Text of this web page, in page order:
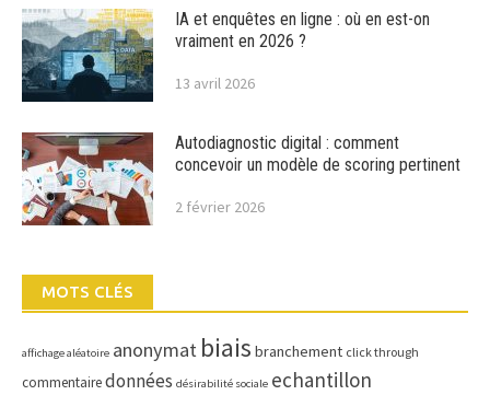
IA et enquêtes en ligne : où en est-on
vraiment en 2026 ?
13 avril 2026
Autodiagnostic digital : comment
concevoir un modèle de scoring pertinent
2 février 2026
MOTS CLÉS
affichage aléatoire anonymat biais branchement click through
commentairedonnées désirabilité sociale echantillon